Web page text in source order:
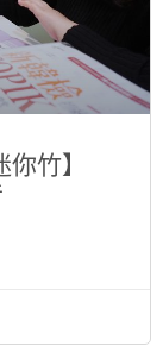
竹】